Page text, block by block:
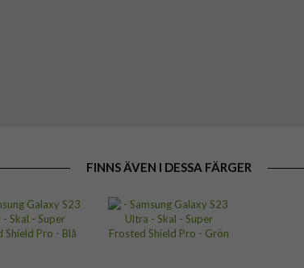
FINNS ÄVEN I DESSA FÄRGER